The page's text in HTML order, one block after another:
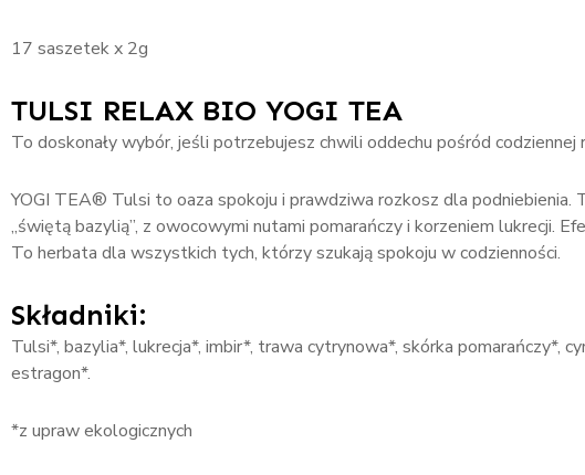
17 saszetek x 2g
TULSI RELAX BIO YOGI TEA
To doskonały wybór, jeśli potrzebujesz chwili oddechu pośród codziennej
YOGI TEA® Tulsi to oaza spokoju i prawdziwa rozkosz dla podniebienia.
„świętą bazylią”, z owocowymi nutami pomarańczy i korzeniem lukrecji.
To herbata dla wszystkich tych, którzy szukają spokoju w codzienności.
Składniki:
Tulsi*, bazylia*, lukrecja*, imbir*, trawa cytrynowa*, skórka pomarańczy*,
estragon*.
*z upraw ekologicznych